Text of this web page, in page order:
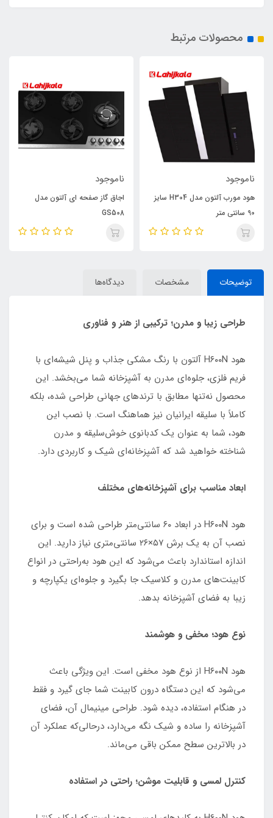
محصولات مرتبط
ناموجود
هود مورب آلتون مدل H304 سایز
90 سانتی متر
ناموجود
اجاق گاز صفحه ای آلتون مدل
GS508
توضیحات مشخصات دیدگاه‌ها
طراحی زیبا و مدرن؛ ترکیبی از هنر و فناوری
هود H۶۰۰N آلتون با رنگ مشکی جذاب و پنل شیشه‌ای با
فریم فلزی، جلوه‌ای مدرن به آشپزخانه شما می‌بخشد. این
محصول نه‌تنها مطابق با ترندهای جهانی طراحی شده، بلکه
کاملاً با سلیقه ایرانیان نیز هماهنگ است. با نصب این
هود، شما به عنوان یک کدبانوی خوش‌سلیقه و مدرن
شناخته خواهید شد که آشپزخانه‌ای شیک و کاربردی دارد.
ابعاد مناسب برای آشپزخانه‌های مختلف
هود H۶۰۰N در ابعاد ۶۰ سانتی‌متر طراحی شده است و برای
نصب آن به یک برش ۵۷×۲۶ سانتی‌متری نیاز دارید. این
اندازه استاندارد باعث می‌شود که این هود به‌راحتی در انواع
کابینت‌های مدرن و کلاسیک جا بگیرد و جلوه‌ای یکپارچه و
زیبا به فضای آشپزخانه بدهد.
نوع هود؛ مخفی و هوشمند
هود H۶۰۰N از نوع هود مخفی است. این ویژگی باعث
می‌شود که این دستگاه درون کابینت شما جای گیرد و فقط
در هنگام استفاده، دیده شود. طراحی مینیمال آن، فضای
آشپزخانه را ساده و شیک نگه می‌دارد، درحالی‌که عملکرد آن
در بالاترین سطح ممکن باقی می‌ماند.
کنترل لمسی و قابلیت موشن؛ راحتی در استفاده